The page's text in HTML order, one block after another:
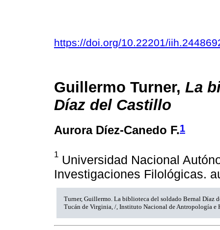
https://doi.org/10.22201/
Guillermo Turner, La
Díaz del Castillo
Aurora Díez-Canedo F.1
1 Universidad Nacional
Investigaciones Filológicas.
Turner, Guillermo. La biblioteca del soldado Bernal Díaz
Tucán de Virginia, /, Instituto Nacional de Antropología e